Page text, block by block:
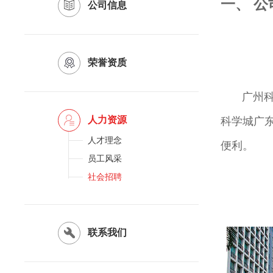
公司信息
荣誉资质
人力资源
人才理念
员工风采
社会招聘
联系我们
一、 公
便利。